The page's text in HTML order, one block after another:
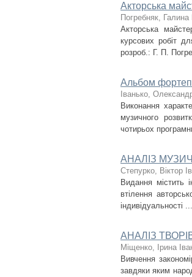
Акторська
Погребняк, Галина
Акторська
курсових робіт
розроб.: Г. П.
Альбом
Іванько,
Виконання
музичного
чотирьох
АНАЛІЗ
Степурко, Віктор
Видання містить
втілення
індивідуальності ...
АНАЛІЗ
Міщенко, Ірина
Вивчення
завдяки яким